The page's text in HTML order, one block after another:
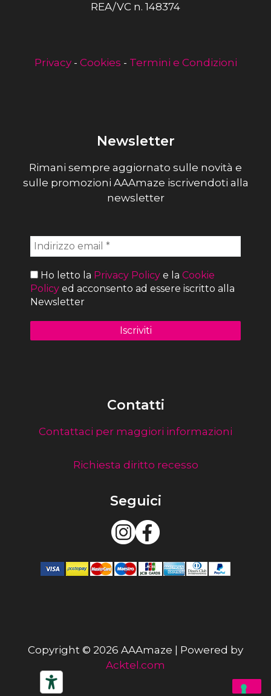
REA/VC n. 148374
Privacy- Cookies - Termini e Condizioni
Newsletter
Rimani sempre aggiornato sulle novità e
sulle promozioni AAAmaze iscrivendoti alla
newsletter
Ho letto la Privacy Policy e la Cookie
Policy ed acconsento ad essere iscritto alla
Newsletter
Contatti
Contattaci per maggiori informazioni
Richiesta diritto recesso
Seguici
Copyright © 2026 AAAmaze | Powered by
Acktel.com